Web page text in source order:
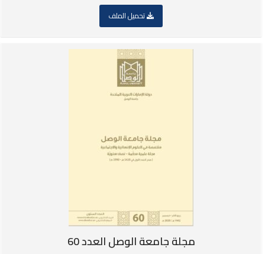
تحميل الملف
مجلة جامعة الوصل العدد 60